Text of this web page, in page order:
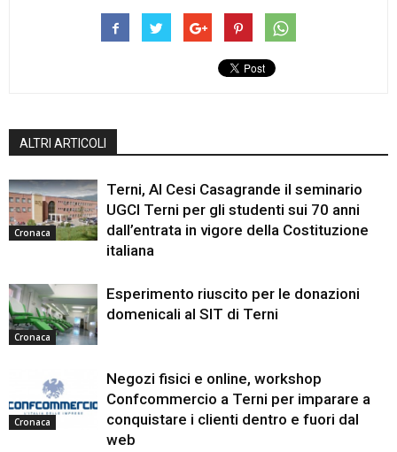
ALTRI ARTICOLI
Cronaca
Terni, Al Cesi Casagrande il seminario
UGCI Terni per gli studenti sui 70 anni
dall’entrata in vigore della Costituzione
italiana
Cronaca
Esperimento riuscito per le donazioni
domenicali al SIT di Terni
Cronaca
Negozi fisici e online, workshop
Confcommercio a Terni per imparare a
conquistare i clienti dentro e fuori dal
web